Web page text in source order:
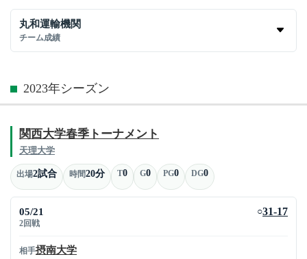
丸和運輸機関
チーム成績
2023年シーズン
関西大学春季トーナメント
天理大学
出場2試合 時間20分 T0 G0 PG0 DG0
05/21
2回戦
○31-17
相手摂南大学